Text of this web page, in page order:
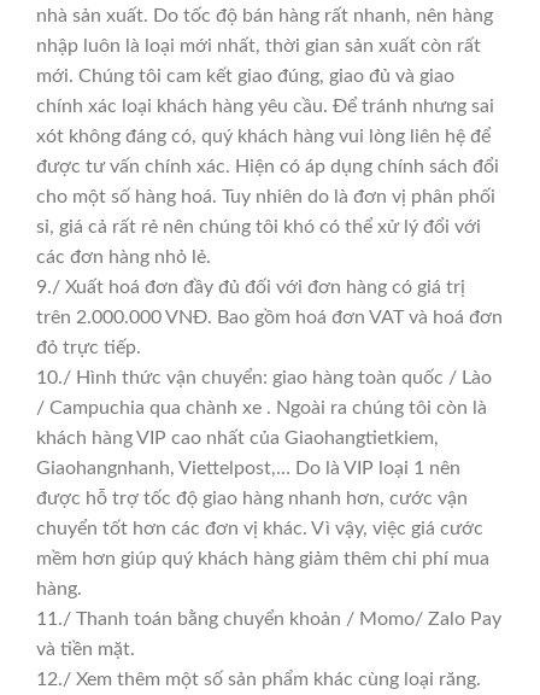
nhà sản xuất. Do tốc độ bán hàng rất nhanh, nên hàng
nhập luôn là loại mới nhất, thời gian sản xuất còn rất
mới. Chúng tôi cam kết giao đúng, giao đủ và giao
chính xác loại khách hàng yêu cầu. Để tránh nhưng sai
xót không đáng có, quý khách hàng vui lòng liên hệ để
được tư vấn chính xác. Hiện có áp dụng chính sách đổi
cho một số hàng hoá. Tuy nhiên do là đơn vị phân phối
sỉ, giá cả rất rẻ nên chúng tôi khó có thể xử lý đổi với
các đơn hàng nhỏ lẻ.
9./ Xuất hoá đơn đầy đủ đối với đơn hàng có giá trị
trên 2.000.000 VNĐ. Bao gồm hoá đơn VAT và hoá đơn
đỏ trực tiếp.
10./ Hình thức vận chuyển: giao hàng toàn quốc / Lào
/ Campuchia qua chành xe . Ngoài ra chúng tôi còn là
khách hàng VIP cao nhất của Giaohangtietkiem,
Giaohangnhanh, Viettelpost,… Do là VIP loại 1 nên
được hỗ trợ tốc độ giao hàng nhanh hơn, cước vận
chuyển tốt hơn các đơn vị khác. Vì vậy, việc giá cước
mềm hơn giúp quý khách hàng giảm thêm chi phí mua
hàng.
11./ Thanh toán bằng chuyển khoản / Momo/ Zalo Pay
và tiền mặt.
12./ Xem thêm một số sản phẩm khác cùng loại răng.